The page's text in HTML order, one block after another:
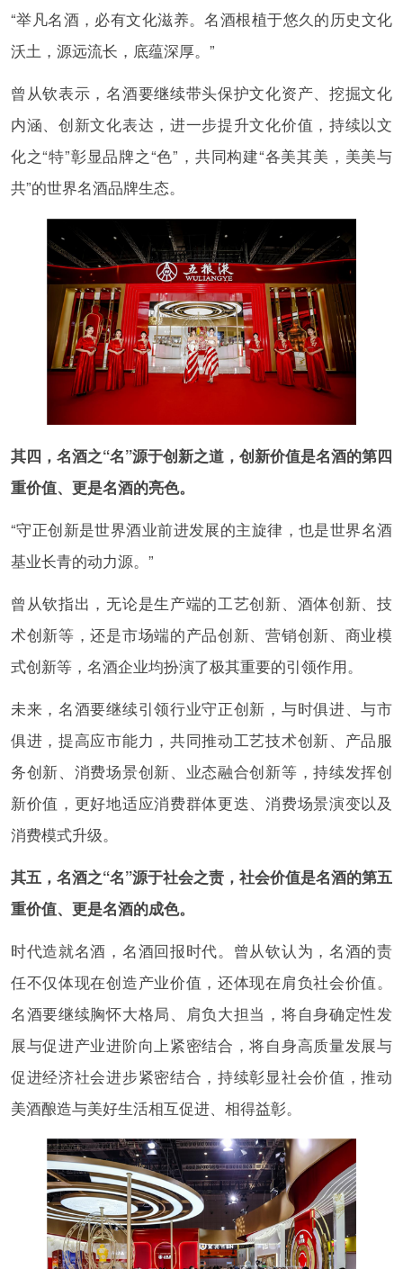
“举凡名酒，必有文化滋养。名酒根植于悠久的历史文化
沃土，源远流长，底蕴深厚。”
曾从钦表示，名酒要继续带头保护文化资产、挖掘文化
内涵、创新文化表达，进一步提升文化价值，持续以文
化之“特”彰显品牌之“色”，共同构建“各美其美，美美与
共”的世界名酒品牌生态。
其四，名酒之“名”源于创新之道，创新价值是名酒的第四
重价值、更是名酒的亮色。
“守正创新是世界酒业前进发展的主旋律，也是世界名酒
基业长青的动力源。”
曾从钦指出，无论是生产端的工艺创新、酒体创新、技
术创新等，还是市场端的产品创新、营销创新、商业模
式创新等，名酒企业均扮演了极其重要的引领作用。
未来，名酒要继续引领行业守正创新，与时俱进、与市
俱进，提高应市能力，共同推动工艺技术创新、产品服
务创新、消费场景创新、业态融合创新等，持续发挥创
新价值，更好地适应消费群体更迭、消费场景演变以及
消费模式升级。
其五，名酒之“名”源于社会之责，社会价值是名酒的第五
重价值、更是名酒的成色。
时代造就名酒，名酒回报时代。曾从钦认为，名酒的责
任不仅体现在创造产业价值，还体现在肩负社会价值。
名酒要继续胸怀大格局、肩负大担当，将自身确定性发
展与促进产业进阶向上紧密结合，将自身高质量发展与
促进经济社会进步紧密结合，持续彰显社会价值，推动
美酒酿造与美好生活相互促进、相得益彰。